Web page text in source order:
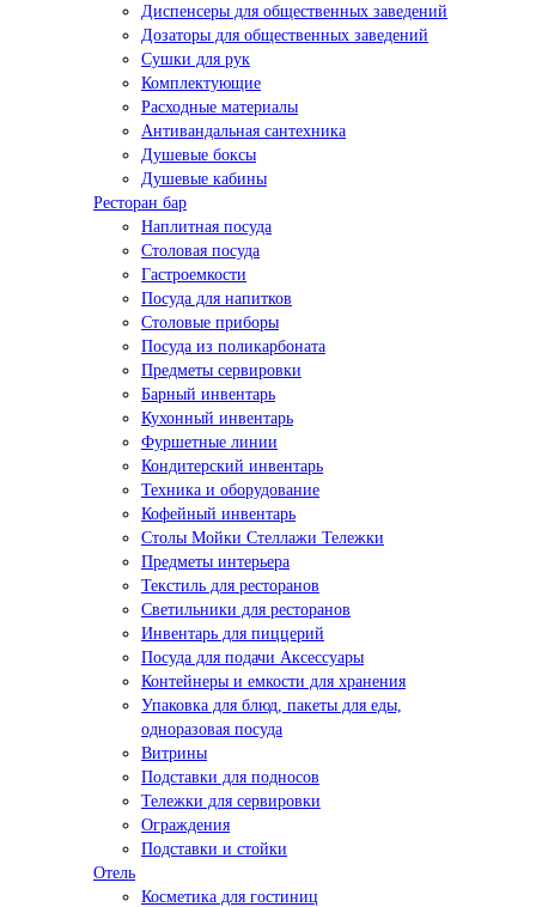
Диспенсеры для общественных заведений
Дозаторы для общественных заведений
Сушки для рук
Комплектующие
Расходные материалы
Антивандальная сантехника
Душевые боксы
Душевые кабины
Ресторан бар
Наплитная посуда
Столовая посуда
Гастроемкости
Посуда для напитков
Столовые приборы
Посуда из поликарбоната
Предметы сервировки
Барный инвентарь
Кухонный инвентарь
Фуршетные линии
Кондитерский инвентарь
Техника и оборудование
Кофейный инвентарь
Столы Мойки Стеллажи Тележки
Предметы интерьера
Текстиль для ресторанов
Светильники для ресторанов
Инвентарь для пиццерий
Посуда для подачи Аксессуары
Контейнеры и емкости для хранения
Упаковка для блюд, пакеты для еды,
одноразовая посуда
Витрины
Подставки для подносов
Тележки для сервировки
Ограждения
Подставки и стойки
Отель
Косметика для гостиниц